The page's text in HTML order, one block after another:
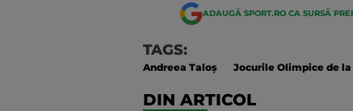
ADAUGĂ SPORT.RO CA SURSĂ
TAGS:
Andreea Taloş Jocurile Olimpice de la
DIN ARTICOL